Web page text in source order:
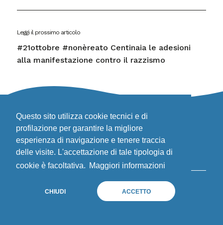
Questo sito utilizza cookie tecnici e di
profilazione per garantire la migliore
esperienza di navigazione e tenere traccia
delle visite. L'accettazione di tale tipologia di
cookie è facoltativa. Maggiori informazioni
CHIUDI ACCETTO
Leggi il prossimo articolo
#21ottobre #nonèreato Centinaia le adesioni
alla manifestazione contro il razzismo
DIVENTA VOLONTARIO
CONTATTI
AREA STAMPA
Politica sui cookie